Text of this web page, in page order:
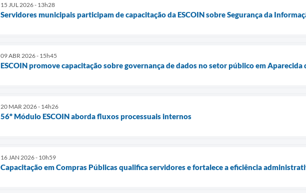
15 JUL 2026 - 13h28
Servidores municipais participam de capacitação da ESCOIN sobre Segurança da
09 ABR 2026 - 15h45
ESCOIN promove capacitação sobre governança de dados no setor público em Aparecida
20 MAR 2026 - 14h26
56º Módulo ESCOIN aborda fluxos processuais internos
16 JAN 2026 - 10h59
Capacitação em Compras Públicas qualifica servidores e fortalece a eficiência